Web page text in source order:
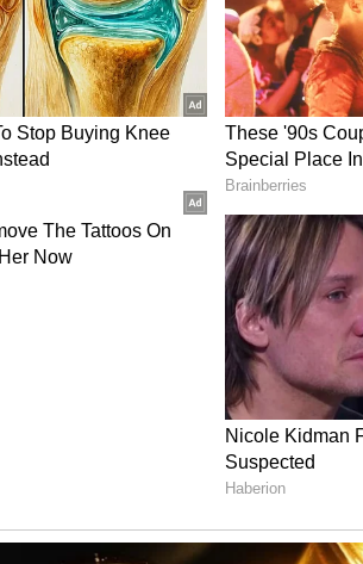
ಡಿಕೆಶಿಗೆ ಬೆಂಬಲ: ಶಾಸಕ
ಕಾಂಗ್ರೆಸ್‌ನಿಂದ ಸಚಿವ ಜಾರ್ಜ್‌ ಅವರನ್ನು
ಶೃಂಗೇರಿ ಕ್ಷೇತ್ರದ ಸಮಸ್ಯೆಗಳ ಬಗ್ಗೆ
ಬಿ.ಎಸ್.ಸುಬ್ರಮಣ್ಯ ಬ್ಲಾಕ್‌ ಕಾಂಗ್ರೆಸ್‌
ಅವರಿಗೆ ಪ್ರವಾಸೋದ್ಯಮ ನಿಗಮ ಮಂಡಳಿ
ಜುಬೇದ ಸಂವಿಧಾನ ಓದಿದರು. ಸಭೆಯಲ್ಲಿ
ಪಿ.ಆರ್.ಸದಾಶಿವ, ಇ.ಸಿ.ಜೋಯಿ,